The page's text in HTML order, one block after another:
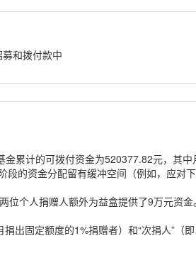
和拨付款中
累计的可拨付资金为520377.82元，其
的资金分配留有缓冲空间（例如，应对
个人捐赠人额外为益盒提供了9万元资
出固定额度的1%捐赠者）和“次捐人”（